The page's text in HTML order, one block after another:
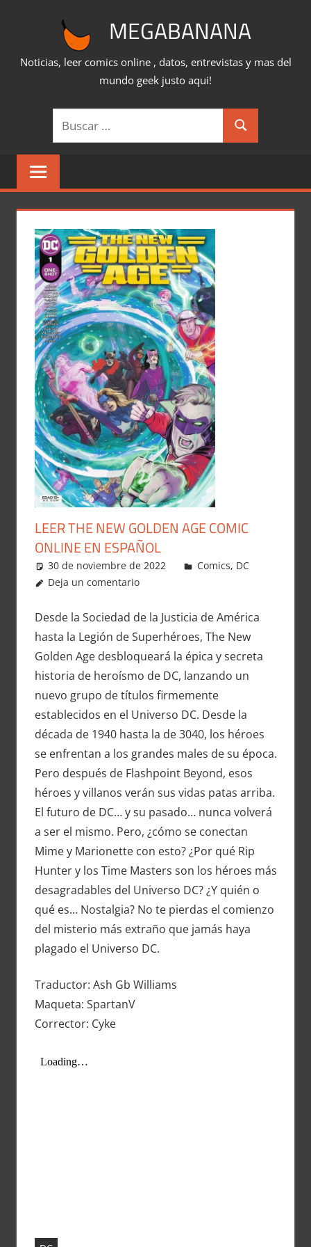
MEGABANANA
Noticias, leer comics online , datos, entrevistas y mas del
mundo geek justo aqui!
Buscar:
Buscar
LEER THE NEW GOLDEN AGE COMIC
ONLINE EN ESPAÑOL
30 de noviembre de 2022 Carlitox Banana
Comics, DC
Deja un comentario
Desde la Sociedad de la Justicia de América
hasta la Legión de Superhéroes, The New
Golden Age desbloqueará la épica y secreta
historia de heroísmo de DC, lanzando un
nuevo grupo de títulos firmemente
establecidos en el Universo DC. Desde la
década de 1940 hasta la de 3040, los héroes
se enfrentan a los grandes males de su época.
Pero después de Flashpoint Beyond, esos
héroes y villanos verán sus vidas patas arriba.
El futuro de DC… y su pasado… nunca volverá
a ser el mismo. Pero, ¿cómo se conectan
Mime y Marionette con esto? ¿Por qué Rip
Hunter y los Time Masters son los héroes más
desagradables del Universo DC? ¿Y quién o
qué es… Nostalgia? No te pierdas el comienzo
del misterio más extraño que jamás haya
plagado el Universo DC.
Traductor: Ash Gb Williams
Maqueta: SpartanV
Corrector: Cyke